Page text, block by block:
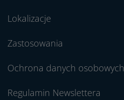
Lokalizacje
Zastosowania
Ochrona danych osobowych
Regulamin Newslettera